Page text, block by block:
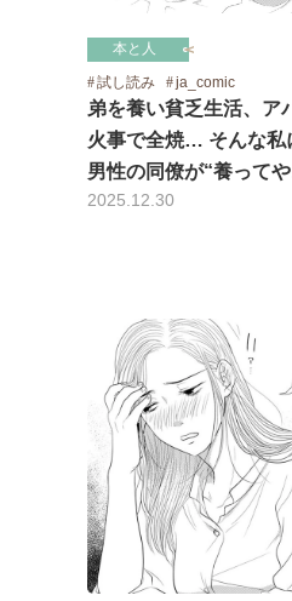
本と人
試し読み
ja_comic
弟を養い貧乏生活、ア
火事で全焼… そんな私
男性の同僚が“養って
2025.12.30